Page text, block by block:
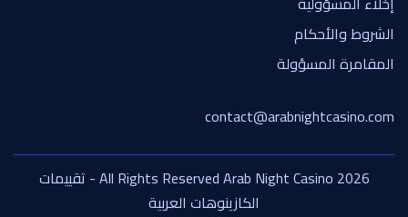
الشروط والأحكام
المقامرة المسؤولة
contact@arabnightcasino.com
All Rights Reserved Arab Night Casino 2026 - تقييمات
الكازينوهات العربية